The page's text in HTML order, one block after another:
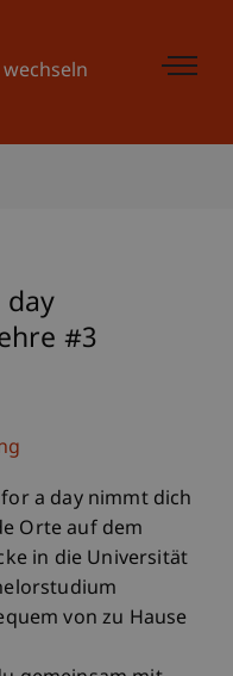
day
#3
a day nimmt dich
Orte auf dem
in die Universität
von zu Hause